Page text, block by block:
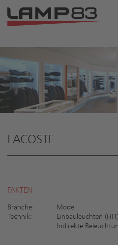
LACOSTE
FAKTEN
Branche:
Mode
Technik:
Einbauleuchten
Indirekte